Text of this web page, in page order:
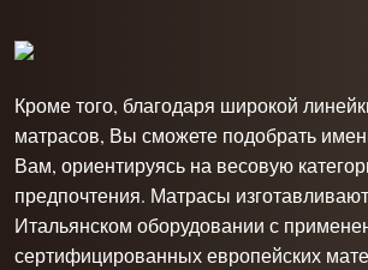
Кроме того, благодаря широкой
матрасов, Вы сможете подобрать
Вам, ориентируясь на весовую
предпочтения. Матрасы
Итальянском оборудовании с
сертифицированных европейских